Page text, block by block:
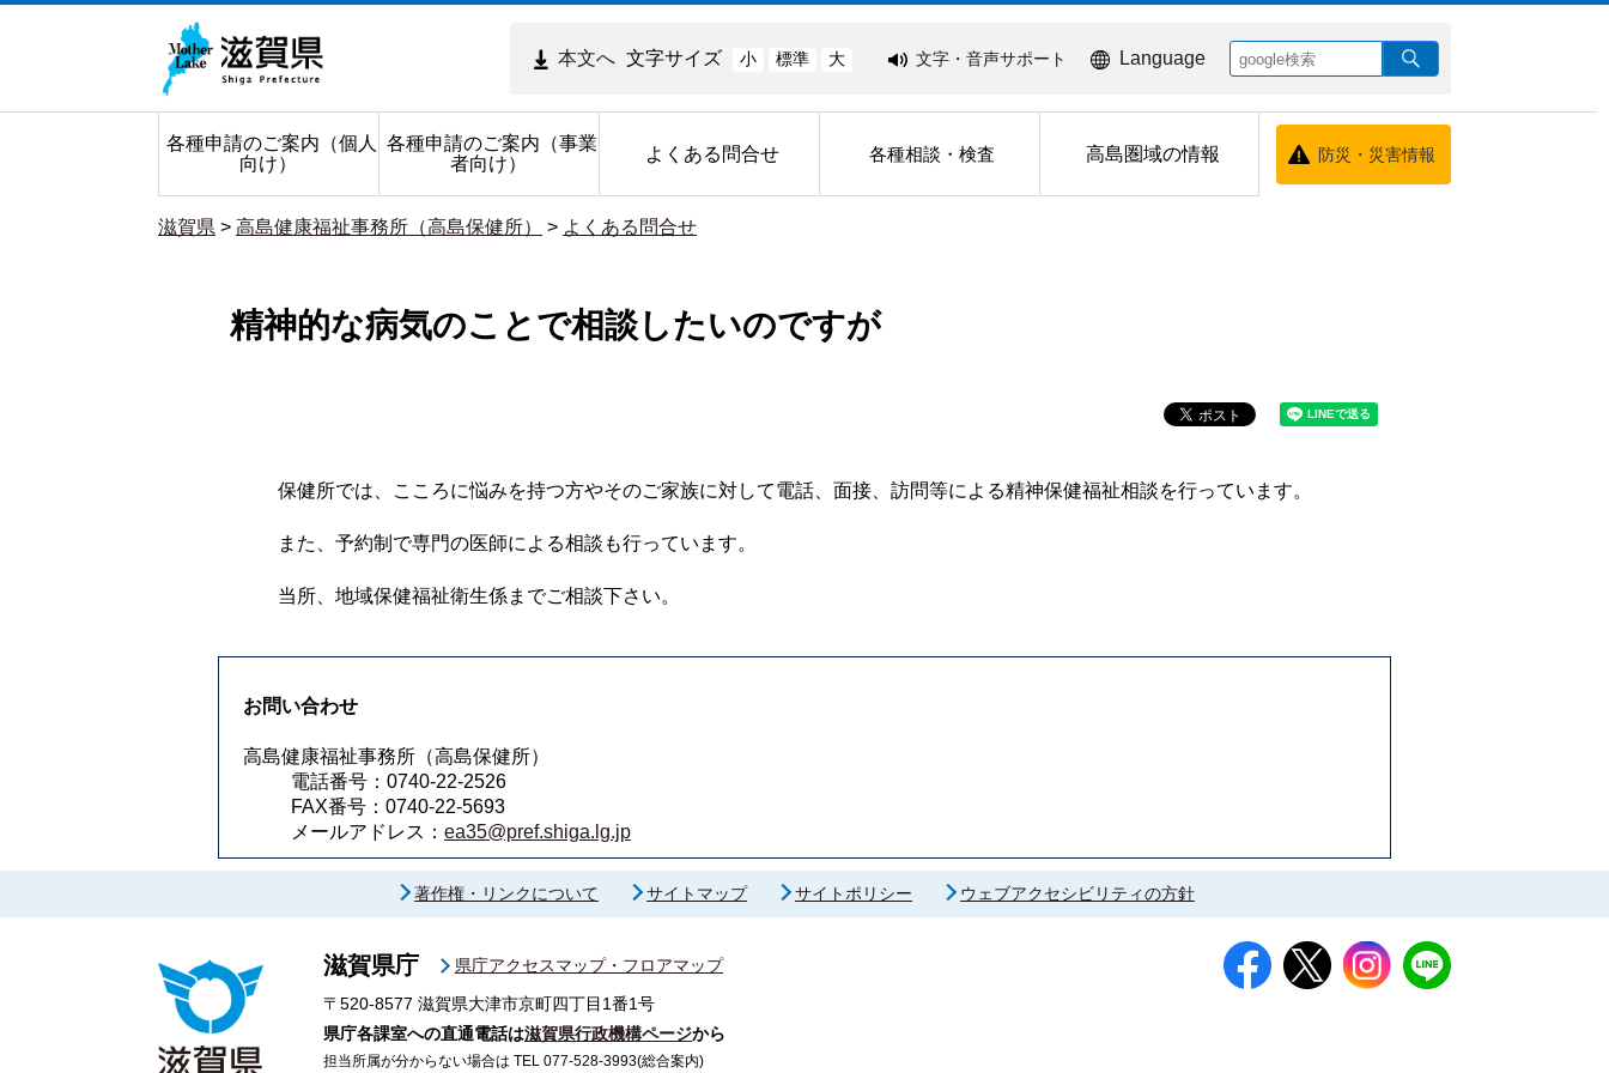
本文へ 文字サイズ 小 標準 大 文字・音声サポート Language
各種申請のご案内（個人
向け）
各種申請のご案内（事業
者向け）
よくある問合せ 各種相談・検査 高島圏域の情報 防災・災害情報
滋賀県 > 高島健康福祉事務所（高島保健所） > よくある問合せ
精神的な病気のことで相談したいのですが
保健所では、こころに悩みを持つ方やそのご家族に対して電話、面接、訪問等による精神保健福祉相談を行っています。
また、予約制で専門の医師による相談も行っています。
当所、地域保健福祉衛生係までご相談下さい。
お問い合わせ
高島健康福祉事務所（高島保健所）
電話番号：0740-22-2526
FAX番号：0740-22-5693
メールアドレス： ea35@pref.shiga.lg.jp
著作権・リンクについて サイトマップ サイトポリシー ウェブアクセシビリティの方針
滋賀県庁
県庁アクセスマップ・フロアマップ
〒520-8577 滋賀県大津市京町四丁目1番1号
県庁各課室への直通電話は滋賀県行政機構ページから
担当所属が分からない場合は TEL 077-528-3993(総合案内)